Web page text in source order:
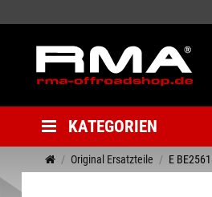
KATEGORIEN
Original Ersatzteile E